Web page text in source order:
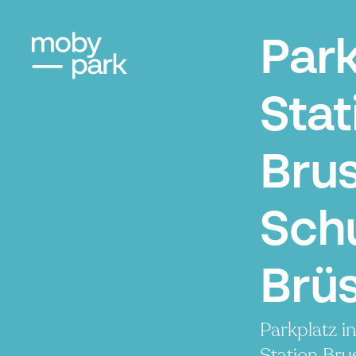
Parkplatz